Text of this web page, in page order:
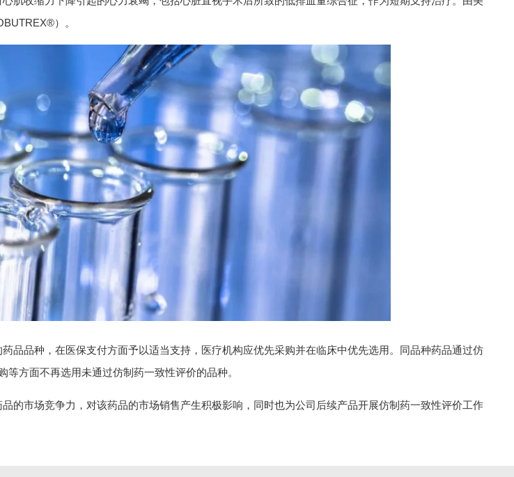
）。
品种，在医保支付方面予以适当支持，医疗机构应优先采购并在临床中优先选用。同品种药品通过仿
方面不再选用未通过仿制药一致性评价的品种。
市场竞争力，对该药品的市场销售产生积极影响，同时也为公司后续产品开展仿制药一致性评价工作